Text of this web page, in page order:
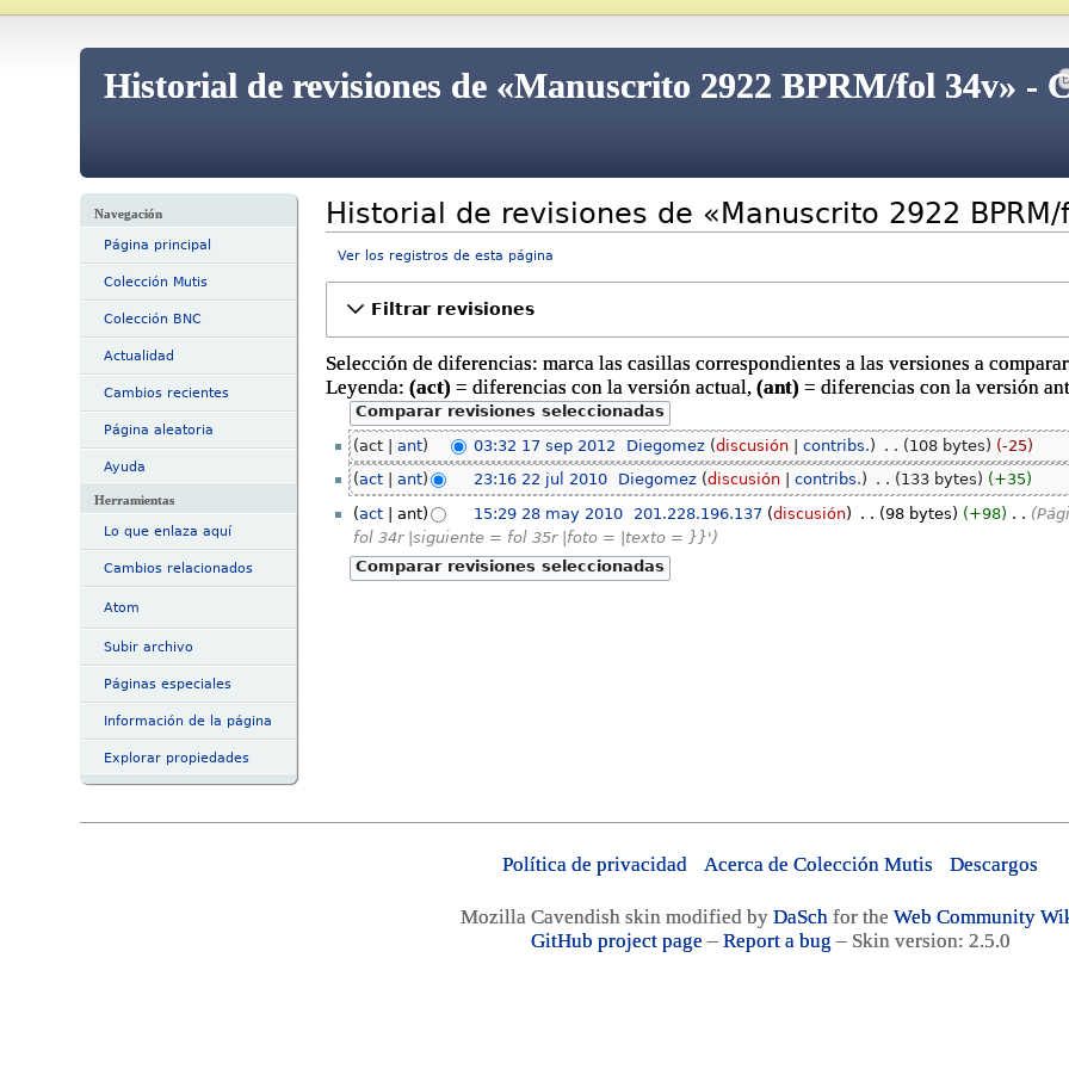
Historial de revisiones de «Manuscrito 2922 BPRM/fol 34v» -
Navegación
Página principal
Colección Mutis
Colección BNC
Actualidad
Cambios recientes
Página aleatoria
Ayuda
Herramientas
Lo que enlaza aquí
Cambios relacionados
Atom
Subir archivo
Páginas especiales
Información de la página
Explorar propiedades
Historial de revisiones de «Manuscrito 2922
Ver los registros de esta página
Filtrar revisiones
Selección de diferencias: marca las casillas correspondientes a las versiones a
Leyenda: (act) = diferencias con la versión actual, (ant) = diferencias con la versión
act ant 03:32 17 sep 2012 Diegomez discusión contribs. 108 bytes
-25
act
ant 23:16 22 jul 2010 Diegomez discusión contribs. 133 bytes
+35
act
ant 15:29 28 may 2010 201.228.196.137 discusión 98 bytes +98
fol 34r |siguiente = fol 35r |foto = |texto = }}'
Política de privacidad Acerca de Colección Mutis Descargos
Mozilla Cavendish skin modified by DaSchfor the Web Community
GitHub project page – Report a bug – Skin version: 2.5.0